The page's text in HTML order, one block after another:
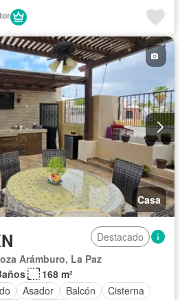
Casa
Destacado
Arámburo, La Paz
168 m²
Asador Balcón
Cisterna